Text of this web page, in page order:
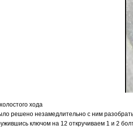
хода
решено незамедлительно с ним
ключом на 12 откручиваем 1 и 2